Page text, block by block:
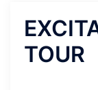
TOUR